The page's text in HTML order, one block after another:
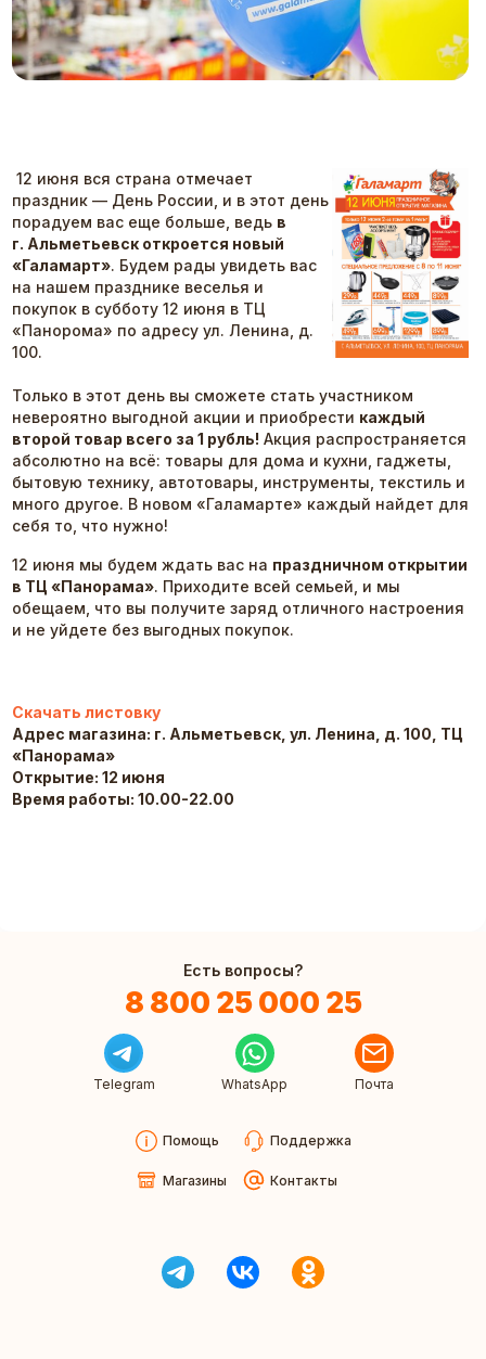
12 июня вся страна отмечает
праздник — День России, и в этот день
порадуем вас еще больше, ведь в
г. Альметьевск откроется новый
«Галамарт». Будем рады увидеть вас
на нашем празднике веселья и
покупок в субботу 12 июня в ТЦ
«Панорома» по адресу ул. Ленина, д.
100.
Только в этот день вы сможете стать участником
невероятно выгодной акции и приобрести каждый
второй товар всего за 1 рубль! Акция распространяется
абсолютно на всё: товары для дома и кухни, гаджеты,
бытовую технику, автотовары, инструменты, текстиль и
много другое. В новом «Галамарте» каждый найдет для
себя то, что нужно!
12 июня мы будем ждать вас на праздничном открытии
в ТЦ «Панорама». Приходите всей семьей, и мы
обещаем, что вы получите заряд отличного настроения
и не уйдете без выгодных покупок.
Скачать листовку
Адрес магазина: г. Альметьевск, ул. Ленина, д. 100, ТЦ
«Панорама»
Открытие: 12 июня
Время работы: 10.00-22.00
Есть вопросы?
8 800 25 000 25
Telegram WhatsApp Почта
Помощь Поддержка
Магазины Контакты